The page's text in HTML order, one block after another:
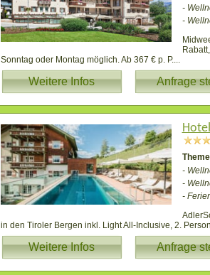
-
-
Sonntag oder Montag möglich. Ab 367 € p. P....
Weitere Infos Anfrage
Hotel
-
-
-
in den Tiroler Bergen inkl. Light All-Inclusive, 2.
Weitere Infos Anfrage